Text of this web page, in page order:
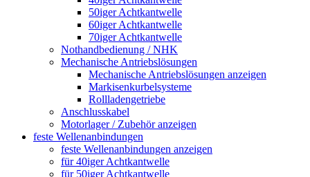
50iger Achtkantwelle
60iger Achtkantwelle
70iger Achtkantwelle
Nothandbedienung / NHK
Mechanische Antriebslösungen
Mechanische Antriebslösungen anzeigen
Markisenkurbelsysteme
Rollladengetriebe
Anschlusskabel
Motorlager / Zubehör anzeigen
feste Wellenanbindungen
feste Wellenanbindungen anzeigen
für 40iger Achtkantwelle
für 50iger Achtkantwelle